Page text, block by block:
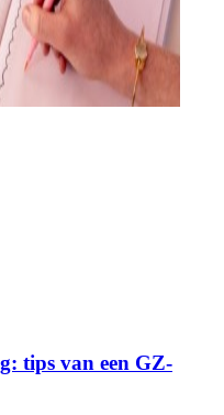
tips van een GZ-